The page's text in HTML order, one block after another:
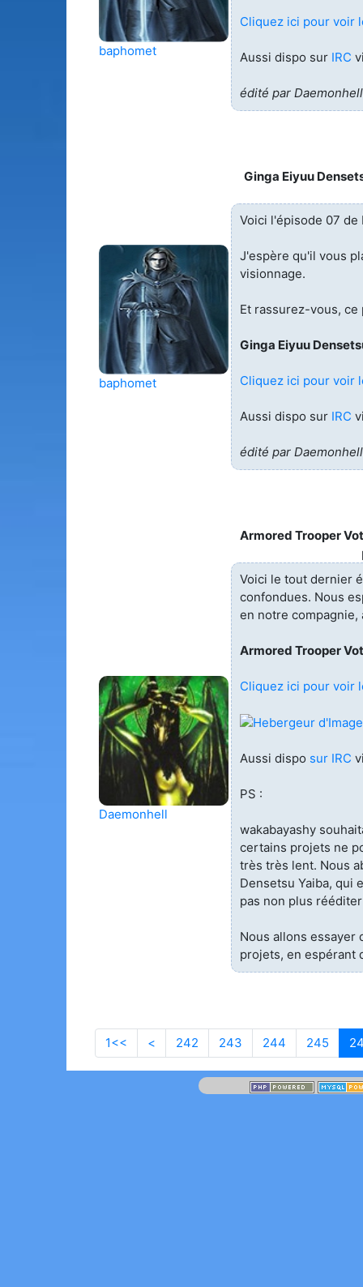
baphomet
Cliquez ici pour voir
Aussi dispo sur IRC
édité par Daemonhell
baphomet
Ginga Eiyuu
Voici l'épisode 07 de
J'espère qu'il vous
visionnage.
Et rassurez-vous,
Ginga Eiyuu
Cliquez ici pour voir
Aussi dispo sur IRC
édité par Daemonhell
Daemonhell
Armored Trooper
Voici le tout dernier
confondues. Nous
en notre compagnie,
Armored Trooper
Cliquez ici pour voir
Aussi dispo sur IRC
PS :
wakabayashy
certains projets ne
très très lent. Nous
Densetsu Yaiba, qui
pas non plus
Nous allons essayer
projets, en espérant
1<< Aller à la première page
< Page précédente
242 243 244 245